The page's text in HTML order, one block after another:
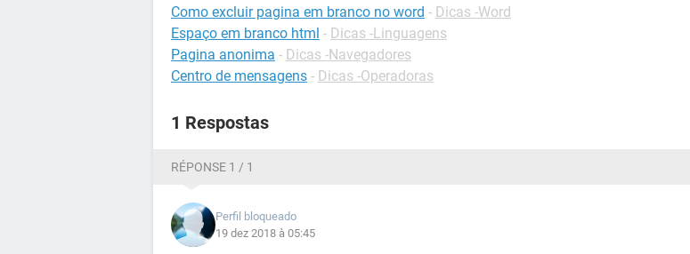
Como excluir pagina em branco no word - Dicas -Word
Espaço em branco html - Dicas -Linguagens
Pagina anonima - Dicas -Navegadores
Centro de mensagens - Dicas -Operadoras
1 Respostas
RÉPONSE 1 / 1
Perfil bloqueado
19 dez 2018 à 05:45